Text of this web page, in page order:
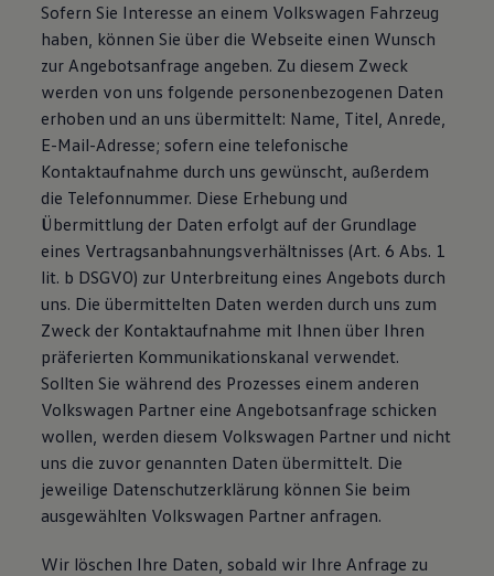
Sofern Sie Interesse an einem Volkswagen Fahrzeug
haben, können Sie über die Webseite einen Wunsch
zur Angebotsanfrage angeben. Zu diesem Zweck
werden von uns folgende personenbezogenen Daten
erhoben und an uns übermittelt: Name, Titel, Anrede,
E-Mail-Adresse; sofern eine telefonische
Kontaktaufnahme durch uns gewünscht, außerdem
die Telefonnummer. Diese Erhebung und
Übermittlung der Daten erfolgt auf der Grundlage
eines Vertragsanbahnungsverhältnisses (Art. 6 Abs. 1
lit. b DSGVO) zur Unterbreitung eines Angebots durch
uns. Die übermittelten Daten werden durch uns zum
Zweck der Kontaktaufnahme mit Ihnen über Ihren
präferierten Kommunikationskanal verwendet.
Sollten Sie während des Prozesses einem anderen
Volkswagen Partner eine Angebotsanfrage schicken
wollen, werden diesem Volkswagen Partner und nicht
uns die zuvor genannten Daten übermittelt. Die
jeweilige Datenschutzerklärung können Sie beim
ausgewählten Volkswagen Partner anfragen.
Wir löschen Ihre Daten, sobald wir Ihre Anfrage zu